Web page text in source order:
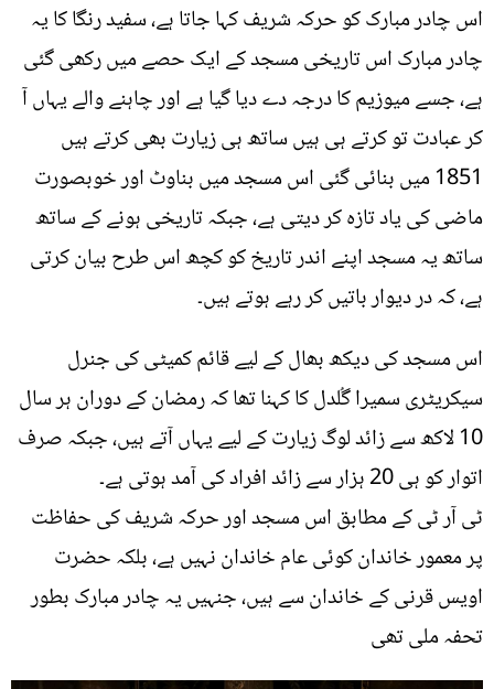
اس چادر مبارک کو حرکہ شریف کہا جاتا ہے، سفید رنگا کا یہ
چادر مبارک اس تاریخی مسجد کے ایک حصے میں رکھی گئی
ہے، جسے میوزیم کا درجہ دے دیا گیا ہے اور چاہنے والے یہاں آ
کر عبادت تو کرتے ہی ہیں ساتھ ہی زیارت بھی کرتے ہیں
1851 میں بنائی گئی اس مسجد میں بناوٹ اور خوبصورت
ماضی کی یاد تازہ کر دیتی ہے، جبکہ تاریخی ہونے کے ساتھ
ساتھ یہ مسجد اپنے اندر تاریخ کو کچھ اس طرح بیان کرتی
ہے، کہ در دیوار باتیں کر رہے ہوتے ہیں۔
اس مسجد کی دیکھ بھال کے لیے قائم کمیٹی کی جنرل
سیکریٹری سمیرا گُلدل کا کہنا تھا کہ رمضان کے دوران ہر سال
10 لاکھ سے زائد لوگ زیارت کے لیے یہاں آتے ہیں، جبکہ صرف
اتوار کو ہی 20 ہزار سے زائد افراد کی آمد ہوتی ہے۔
ٹی آر ٹی کے مطابق اس مسجد اور حرکہ شریف کی حفاظت
پر معمور خاندان کوئی عام خاندان نہیں ہے، بلکہ حضرت
اویس قرنی کے خاندان سے ہیں، جنہیں یہ چادر مبارک بطور
تحفہ ملی تھی